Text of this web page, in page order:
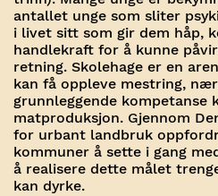
antallet unge som sliter
i livet sitt som gir dem håp,
handlekraft for å kunne
retning. Skolehage er en
kan få oppleve mestring,
grunnleggende kompetanse
matproduksjon. Gjennom
for urbant landbruk
kommuner å sette i gang
å realisere dette målet
kan dyrke.